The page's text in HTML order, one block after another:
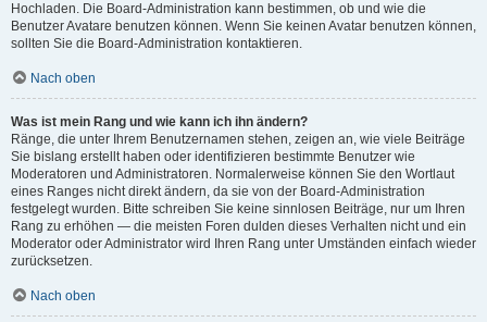
Hochladen. Die Board-Administration kann bestimmen, ob und wie die
Benutzer Avatare benutzen können. Wenn Sie keinen Avatar benutzen können,
sollten Sie die Board-Administration kontaktieren.
Nach oben
Was ist mein Rang und wie kann ich ihn ändern?
Ränge, die unter Ihrem Benutzernamen stehen, zeigen an, wie viele Beiträge
Sie bislang erstellt haben oder identifizieren bestimmte Benutzer wie
Moderatoren und Administratoren. Normalerweise können Sie den Wortlaut
eines Ranges nicht direkt ändern, da sie von der Board-Administration
festgelegt wurden. Bitte schreiben Sie keine sinnlosen Beiträge, nur um Ihren
Rang zu erhöhen — die meisten Foren dulden dieses Verhalten nicht und ein
Moderator oder Administrator wird Ihren Rang unter Umständen einfach wieder
zurücksetzen.
Nach oben